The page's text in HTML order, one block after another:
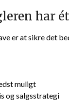
har
er at sikre det
muligt
og salgsstrategi